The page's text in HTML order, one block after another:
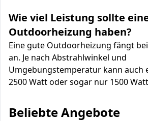
Wie viel Leistung sollte
Outdoorheizung haben?
Eine gute Outdoorheizung fängt
an. Je nach Abstrahlwinkel und
Umgebungstemperatur kann auch
2500 Watt oder sogar nur 1500
Beliebte Angebote